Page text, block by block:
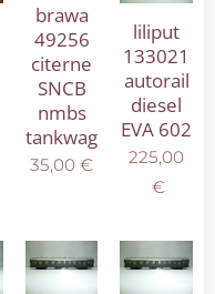
brawa
49256
citerne
SNCB
nmbs
tankwagen
35,00 €
liliput
133021
autorail
diesel
EVA 602
225,00
€